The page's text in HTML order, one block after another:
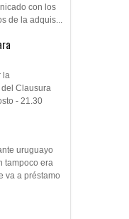
con los
de la adquis...
la
Clausura
- 21.30
uruguayo
tampoco era
va a préstamo